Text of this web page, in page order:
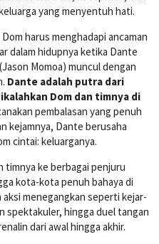
yang menyentuh hati.
Dom harus menghadapi ancaman
dalam hidupnya ketika Dante
Momoa) muncul dengan
Dante adalah putra dari
Dom dan timnya di
pembalasan yang penuh
kejamnya, Dante berusaha
cintai: keluarganya.
timnya ke berbagai penjuru
kota-kota penuh bahaya di
menegangkan seperti kejar-
spektakuler, hingga duel tangan
dari awal hingga akhir.